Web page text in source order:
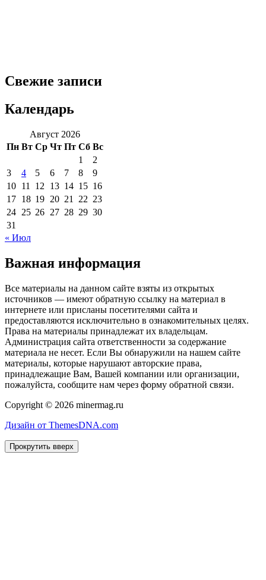
Свежие записи
Календарь
Август 2026
Пн Вт Ср Чт Пт Сб Вс
1
2
3
4 5 6 7 8
9
10 11 12 13 14 15 16
17 18 19 20 21 22 23
24 25 26 27 28 29 30
31
« Июл
Важная информация
Все материалы на данном сайте взяты из открытых
источников — имеют обратную ссылку на материал в
интернете или присланы посетителями сайта и
предоставляются исключительно в ознакомительных целях.
Права на материалы принадлежат их владельцам.
Администрация сайта ответственности за содержание
материала не несет. Если Вы обнаружили на нашем сайте
материалы, которые нарушают авторские права,
принадлежащие Вам, Вашей компании или организации,
пожалуйста, сообщите нам через форму обратной связи.
Copyright © 2026 minermag.ru
Дизайн от ThemesDNA.com
Прокрутить вверх